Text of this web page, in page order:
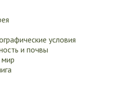
условия
и почвы